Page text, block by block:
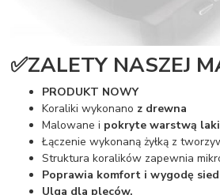
✅ZALETY NASZEJ
PRODUKT NOWY
Koraliki wykonano z drewna
Malowane i pokryte warstwą
Łączenie wykonaną żyłką z
Struktura koralików zapewnia
Poprawia komfort i wygodę
Ulga dla pleców.